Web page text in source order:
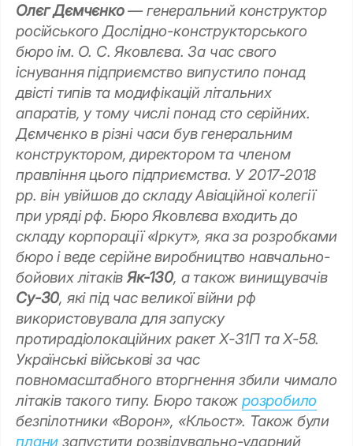
Олєг Дємчєнко— генеральний конструктор
російського Дослідно-конструкторського
бюро ім. О. С. Яковлєва. За час свого
існування підприємство випустило понад
двісті типів та модифікацій літальних
апаратів, у тому числі понад сто серійних.
Дємчєнко в різні часи був генеральним
конструктором, директором та членом
правління цього підприємства. У 2017-2018
рр. він увійшов до складу Авіаційної колегії
при уряді рф. Бюро Яковлєва входить до
складу корпорації «Іркут», яка за розробками
бюро і веде серійне виробництво навчально-
бойових літаківЯк-130, а також винищувачів
Су-30, які під час великої війни рф
використовувала для запуску
протирадіолокаційних ракет Х-31П та Х-58.
Українські військові за час
повномасштабного вторгнення збили чимало
літаків такого типу. Бюро також розробило
безпілотники «Ворон», «Кльост». Також були
плани запустити розвідувально-ударний